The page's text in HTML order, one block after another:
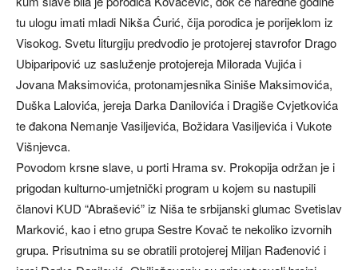
tu ulogu imati mladi Nikša Ćurić, čija porodica je porijeklom iz
Visokog. Svetu liturgiju predvodio je protojerej stavrofor Drago
Ubiparipović uz sasluženje protojereja Milorada Vujića i
Jovana Maksimovića, protonamjesnika Siniše Maksimovića,
Duška Lalovića, jereja Darka Danilovića i Dragiše Cvjetkovića
te đakona Nemanje Vasiljevića, Božidara Vasiljevića i Vukote
Višnjevca.
Povodom krsne slave, u porti Hrama sv. Prokopija održan je i
prigodan kulturno-umjetnički program u kojem su nastupili
članovi KUD “Abrašević” iz Niša te srbijanski glumac Svetislav
Marković, kao i etno grupa Sestre Kovač te nekoliko izvornih
grupa. Prisutnima su se obratili protojerej Miljan Rađenović i